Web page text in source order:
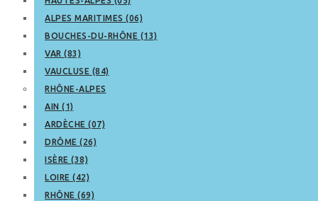
ALPES MARITIMES (06)
BOUCHES-DU-RHÔNE (13)
VAR (83)
VAUCLUSE (84)
RHÔNE-ALPES
AIN (1)
ARDÈCHE (07)
DRÔME (26)
ISÈRE (38)
LOIRE (42)
RHÔNE (69)